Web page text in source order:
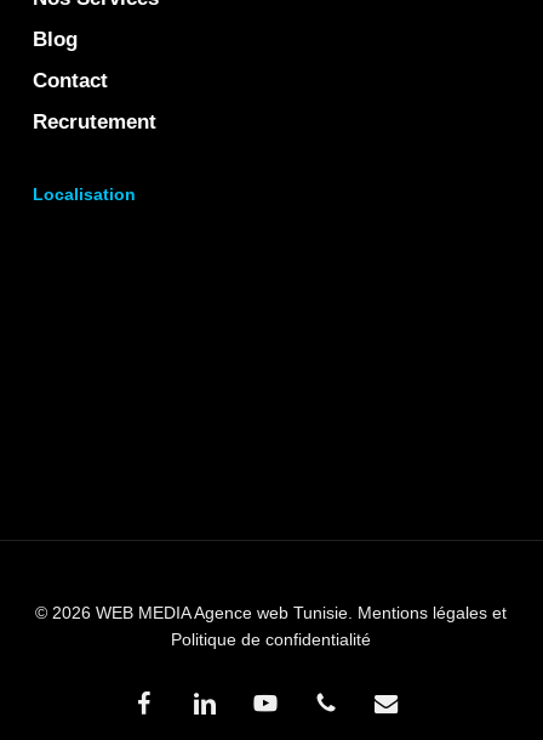
Blog
Contact
Recrutement
Localisation
© 2026 WEB MEDIA Agence web Tunisie. Mentions légales et
Politique de confidentialité
facebooklinkedin youtube phone email